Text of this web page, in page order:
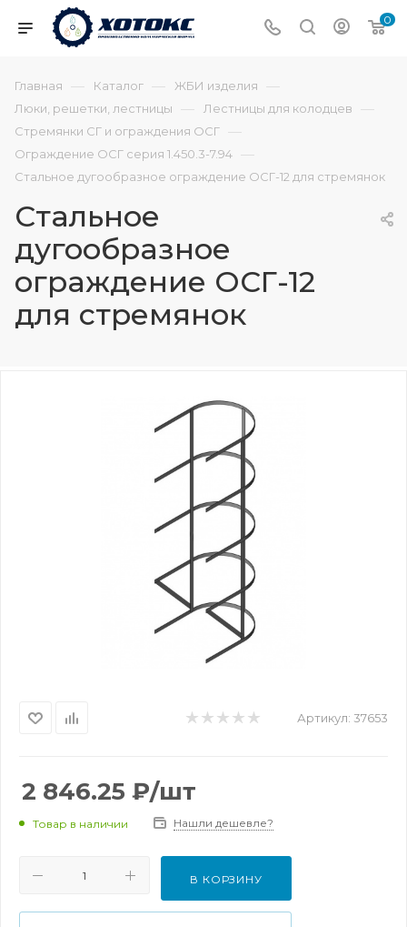
0
Главная — Каталог — ЖБИ изделия —
Люки, решетки, лестницы — Лестницы для колодцев —
Стремянки СГ и ограждения ОСГ —
Ограждение ОСГ серия 1.450.3-7.94 —
Стальное дугообразное ограждение ОСГ-12 для стремянок
Стальное
дугообразное
ограждение ОСГ-12
для стремянок
Артикул: 37653
2 846.25 ₽/шт
Товар в наличии Нашли дешевле?
В КОРЗИНУ